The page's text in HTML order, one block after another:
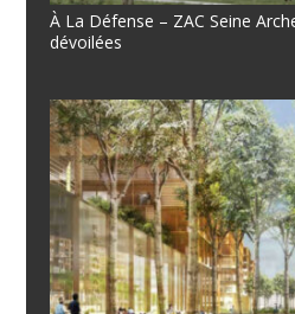
À La Défense – ZAC Seine
dévoilées